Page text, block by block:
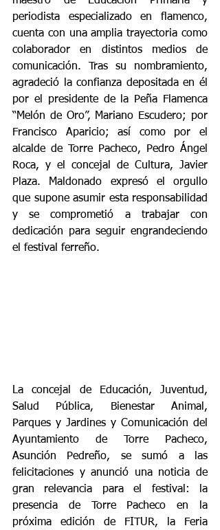
periodista especializado en flamenco,
cuenta con una amplia trayectoria como
colaborador en distintos medios de
comunicación. Tras su nombramiento,
agradeció la confianza depositada en él
por el presidente de la Peña Flamenca
“Melón de Oro”, Mariano Escudero; por
Francisco Aparicio; así como por el
alcalde de Torre Pacheco, Pedro Ángel
Roca, y el concejal de Cultura, Javier
Plaza. Maldonado expresó el orgullo
que supone asumir esta responsabilidad
y se comprometió a trabajar con
dedicación para seguir engrandeciendo
el festival ferreño.
La concejal de Educación, Juventud,
Salud Pública, Bienestar Animal,
Parques y Jardines y Comunicación del
Ayuntamiento de Torre Pacheco,
Asunción Pedreño, se sumó a las
felicitaciones y anunció una noticia de
gran relevancia para el festival: la
presencia de Torre Pacheco en la
próxima edición de FITUR, la Feria